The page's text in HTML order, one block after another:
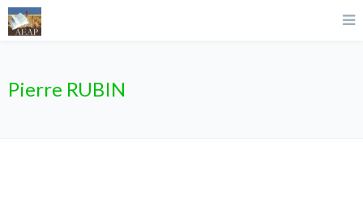
Pierre RUBIN